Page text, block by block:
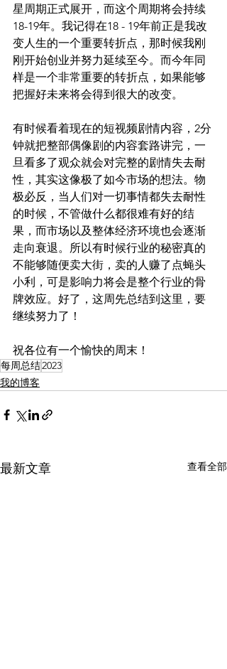
星周期正式展开，而这个周期将会持续
18-19年。我记得在18 - 19年前正是我改
变人生的一个重要转折点，那时候我刚
刚开始创业并努力延续至今。而今年同
样是一个非常重要的转折点，如果能够
把握好未来将会得到很大的改变。
有时候看着现在的短视频剧情内容，2分
钟就把整部偶像剧的内容套路讲完，一
旦看多了观众就会对完整的剧情失去耐
性，其实这像极了如今市场的想法。物
极必反，当人们对一切事情都失去耐性
的时候，不管做什么都很难有好的结
果，而市场以及整体经济环境也会逐渐
走向衰退。所以有时候行业的秘密真的
不能够随便卖大街，卖的人赚了点蝇头
小利，可是影响力将会是整个行业的骨
牌效应。好了，这周先总结到这里，要
继续努力了！
祝各位有一个愉快的周末！
每周总结2023
我的博客
最新文章 查看全部